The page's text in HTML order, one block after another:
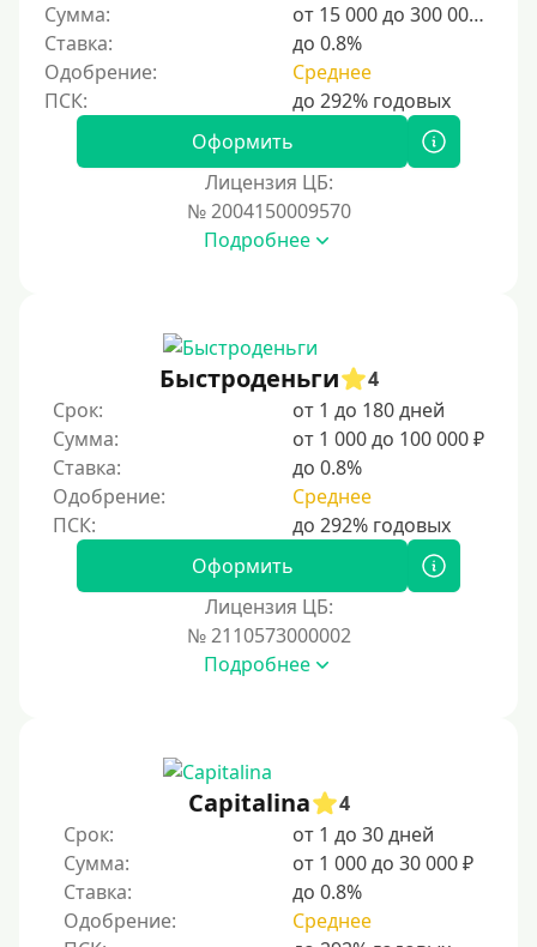
Сумма:
от 15 000 до 300 000 ₽
Ставка:
до 0.8%
Одобрение:
Среднее
Оформить
Лицензия ЦБ:
№ 2004150009570
Подробнее
Быстроденьги
4
Срок:
от 1 до 180 дней
Сумма:
от 1 000 до 100 000 ₽
Ставка:
до 0.8%
Одобрение:
Среднее
Оформить
Лицензия ЦБ:
№ 2110573000002
Подробнее
Capitalina
4
Срок:
от 1 до 30 дней
Сумма:
от 1 000 до 30 000 ₽
Ставка:
до 0.8%
Одобрение:
Среднее